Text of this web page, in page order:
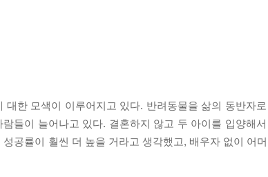
한 모색이 이루어지고 있다. 반려동물을 삶의 동반자
들이 늘어나고 있다. 결혼하지 않고 두 아이를 입양해
공률이 훨씬 더 높을 거라고 생각했고, 배우자 없이 어